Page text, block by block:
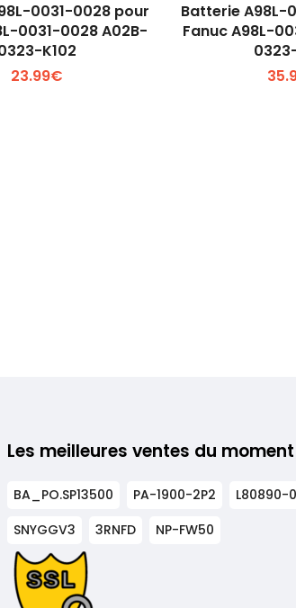
Voir plus +
0031-0028 pour
0031-0028 A02B-
K102
23.99€
Voir
Batterie A98L-
Fanuc A98L-
Les meilleures ventes du moment
BA_PO.SP13500 PA-1900-2P2
L80890-
SNYGGV3
3RNFD NP-FW50